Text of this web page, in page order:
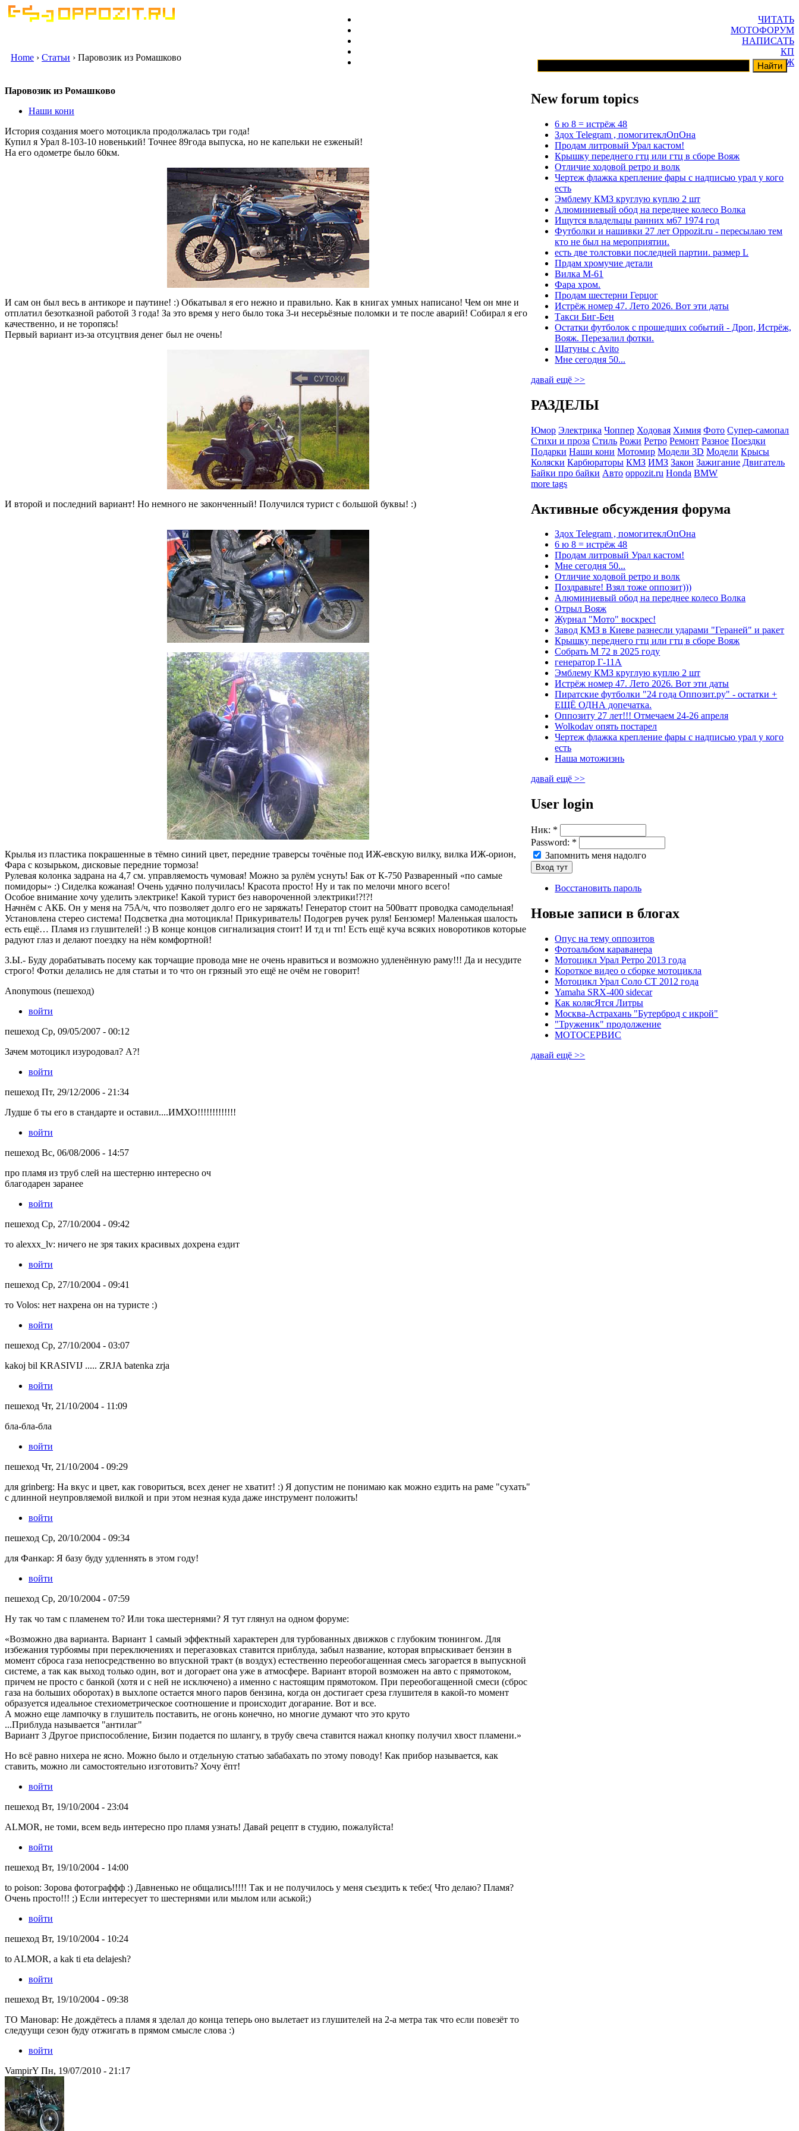
ЧИТАТЬ
МОТОФОРУМ
НАПИСАТЬ
КП
ГАРАЖ
Home › Статьи › Паровозик из Ромашково
Паровозик из Ромашково
Наши кони
История создания моего мотоцикла продолжалась три года!
Купил я Урал 8-103-10 новенький! Точнее 89года выпуска, но не капельки не езженый!
На его одометре было 60км.
И сам он был весь в антикоре и паутине! :) Обкатывал я его нежно и правильно. Как в книгах умных написано! Чем он мне и
отплатил безотказной работой 3 года! За это время у него было тока 3-и несерьёзные поломки и те после аварий! Собирал я его
качественно, и не торопясь!
Первый вариант из-за отсуцтвия денег был не очень!
И второй и последний вариант! Но немного не законченный! Получился турист с большой буквы! :)
Крылья из пластика покрашенные в тёмно синий цвет, передние траверсы точёные под ИЖ-евскую вилку, вилка ИЖ-орион,
Фара с козырьком, дисковые передние тормоза!
Рулевая колонка задрана на 4,7 см. управляемость чумовая! Можно за рулём уснуть! Бак от К-750 Разваренный «по самые
помидоры» :) Сиделка кожаная! Очень удачно получилась! Красота просто! Ну и так по мелочи много всего!
Особое внимание хочу уделить электрике! Какой турист без навороченной электрики!?!?!
Начнём с АКБ. Он у меня на 75А/ч, что позволяет долго его не заряжать! Генератор стоит на 500ватт проводка самодельная!
Установлена стерео система! Подсветка дна мотоцикла! Прикуриватель! Подогрев ручек руля! Бензомер! Маленькая шалость
есть ещё… Пламя из глушителей! :) В конце концов сигнализация стоит! И тд и тп! Есть ещё куча всяких новоротиков которые
радуют глаз и делают поездку на нём комфортной!
З.Ы.- Буду дорабатывать посему как торчащие провода мне не очень нравиться и возможно удленённую раму!!! Да и несудите
строго! Фотки делались не для статьи и то что он грязный это ещё не очём не говорит!
Anonymous (пешеход)
войти
пешеход Ср, 09/05/2007 - 00:12
Зачем мотоцикл изуродовал? А?!
войти
пешеход Пт, 29/12/2006 - 21:34
Лудше б ты его в стандарте и оставил....ИМХО!!!!!!!!!!!!!
войти
пешеход Вс, 06/08/2006 - 14:57
про пламя из труб слей на шестерню интересно оч
благодарен заранее
войти
пешеход Ср, 27/10/2004 - 09:42
то alexxx_lv: ничего не зря таких красивых дохрена ездит
войти
пешеход Ср, 27/10/2004 - 09:41
то Volos: нет нахрена он на туристе :)
войти
пешеход Ср, 27/10/2004 - 03:07
kakoj bil KRASIVIJ ..... ZRJA batenka zrja
войти
пешеход Чт, 21/10/2004 - 11:09
бла-бла-бла
войти
пешеход Чт, 21/10/2004 - 09:29
для grinberg: На вкус и цвет, как говориться, всех денег не хватит! :) Я допустим не понимаю как можно ездить на раме "сухать"
с длинной неупровляемой вилкой и при этом незная куда даже инструмент положить!
войти
пешеход Ср, 20/10/2004 - 09:34
для Фанкар: Я базу буду удленнять в этом году!
войти
пешеход Ср, 20/10/2004 - 07:59
Ну так чо там с пламенем то? Или тока шестернями? Я тут глянул на одном форуме:
«Возможно два варианта. Вариант 1 самый эффектный характерен для турбованных движков с глубоким тюнингом. Для
избежания турбоямы при переключениях и перегазовках ставится приблуда, забыл название, которая впрыскивает бензин в
момент сброса газа непосредственно во впускной тракт (в воздух) естественно переобогащенная смесь загорается в выпускной
системе, а так как выход только один, вот и догорает она уже в атмосфере. Вариант второй возможен на авто с прямотоком,
причем не просто с банкой (хотя и с ней не исключено) а именно с настоящим прямотоком. При переобогащенной смеси (сброс
газа на больших оборотах) в выхлопе остается много паров бензина, когда он достигает среза глушителя в какой-то момент
образуется идеальное стехиометрическое соотношение и происходит догарание. Вот и все.
А можно еще лампочку в глушитель поставить, не огонь конечно, но многие думают что это круто
...Приблуда называется "антилаг"
Вариант 3 Другое приспособление, Бизин подается по шлангу, в трубу свеча ставится нажал кнопку получил хвост пламени.»
Но всё равно нихера не ясно. Можно было и отдельную статью забабахать по этому поводу! Как прибор называется, как
ставить, можно ли самостоятельно изготовить? Хочу ёпт!
войти
пешеход Вт, 19/10/2004 - 23:04
ALMOR, не томи, всем ведь интересно про пламя узнать! Давай рецепт в студию, пожалуйста!
войти
пешеход Вт, 19/10/2004 - 14:00
to poison: Зорова фотограффф :) Давненько не общались!!!!! Так и не получилось у меня съездить к тебе:( Что делаю? Пламя?
Очень просто!!! ;) Если интересует то шестернями или мылом или аськой;)
войти
пешеход Вт, 19/10/2004 - 10:24
to ALMOR, a kak ti eta delajesh?
войти
пешеход Вт, 19/10/2004 - 09:38
ТО Мановар: Не дождётесь а пламя я зделал до конца теперь оно вылетает из глушителей на 2-а метра так что если повезёт то
следуущи сезон буду отжигать в прямом смысле слова :)
войти
VampirY Пн, 19/07/2010 - 21:17
New forum topics
6 ю 8 = истрёж 48
Здох Telegram , помогитеклОпОна
Продам литровый Урал кастом!
Крышку переднего гтц или гтц в сборе Вояж
Отличие ходовой ретро и волк
Чертеж флажка крепление фары с надписью урал у кого
есть
Эмблему КМЗ круглую куплю 2 шт
Алюминиевый обод на переднее колесо Волка
Ищутся владельцы ранних м67 1974 год
Футболки и нашивки 27 лет Oppozit.ru - пересылаю тем
кто не был на мероприятии.
есть две толстовки последней партии. размер L
Прдам хромучие детали
Вилка М-61
Фара хром.
Продам шестерни Герцог
Истрёж номер 47. Лето 2026. Вот эти даты
Такси Биг-Бен
Остатки футболок с прошедших событий - Дроп, Истрёж,
Вояж. Перезалил фотки.
Шатуны с Avito
Мне сегодня 50...
давай ещё >>
РАЗДЕЛЫ
Юмор Электрика Чоппер Ходовая Химия Фото Супер-самопал
Стихи и проза Стиль Рожи Ретро Ремонт Разное Поездки
Подарки Наши кони Мотомир Модели 3D Модели Крысы
Коляски Карбюраторы КМЗ ИМЗ Закон Зажигание Двигатель
Байки про байки Авто oppozit.ru Honda BMW
more tags
Активные обсуждения форума
Здох Telegram , помогитеклОпОна
6 ю 8 = истрёж 48
Продам литровый Урал кастом!
Мне сегодня 50...
Отличие ходовой ретро и волк
Поздравьте! Взял тоже оппозит)))
Алюминиевый обод на переднее колесо Волка
Отрыл Вояж
Журнал "Мото" воскрес!
Завод КМЗ в Киеве разнесли ударами "Гераней" и ракет
Крышку переднего гтц или гтц в сборе Вояж
Собрать М 72 в 2025 году
генератор Г-11А
Эмблему КМЗ круглую куплю 2 шт
Истрёж номер 47. Лето 2026. Вот эти даты
Пиратские футболки "24 года Оппозит.ру" - остатки +
ЕЩЁ ОДНА допечатка.
Оппозиту 27 лет!!! Отмечаем 24-26 апреля
Wolkodav опять постарел
Чертеж флажка крепление фары с надписью урал у кого
есть
Наша мотожизнь
давай ещё >>
User login
Ник: *
Password: *
Запомнить меня надолго
Восстановить пароль
Новые записи в блогах
Опус на тему оппозитов
Фотоальбом караванера
Мотоцикл Урал Ретро 2013 года
Короткое видео о сборке мотоцикла
Мотоцикл Урал Соло СТ 2012 года
Yamaha SRX-400 sidecar
Как колясЯтся Литры
Москва-Астрахань "Бутерброд с икрой"
"Труженик" продолжение
МОТОСЕРВИС
давай ещё >>